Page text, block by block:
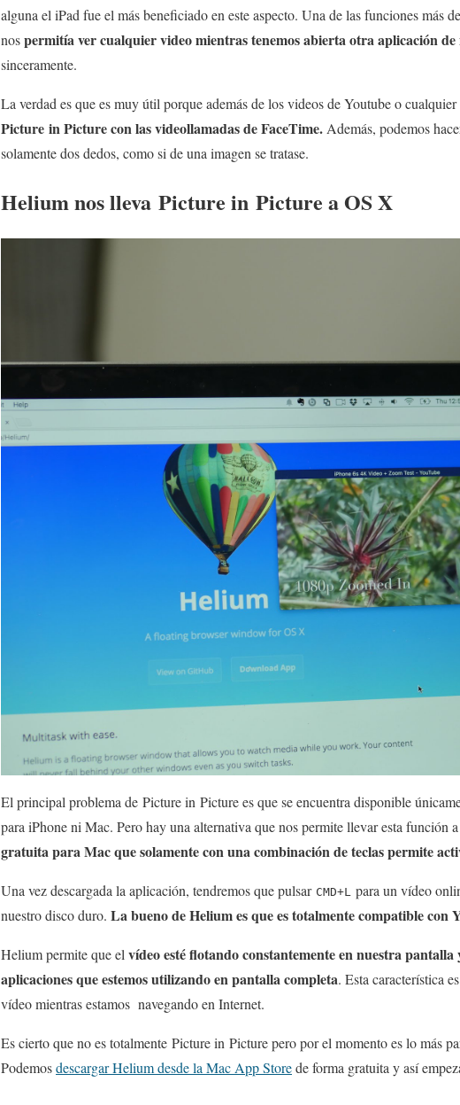
alguna el iPad fue el más beneficiado en este aspecto. Una de las funciones más
nospermitía ver cualquier video mientras tenemos abierta otra aplicación
sinceramente.
La verdad es que es muy útil porque además de los videos de Youtube o
Picture in Picture con las videollamadas de FaceTime. Además, podemos
solamente dos dedos, como si de una imagen se tratase.
Helium nos lleva Picture in Picture a OS X
El principal problema de Picture in Picture es que se encuentra disponible
para iPhone ni Mac. Pero hay una alternativa que nos permite llevar esta función
gratuita para Mac que solamente con una combinación de teclas permite
Una vez descargada la aplicación, tendremos que pulsar CMD+L para un vídeo
nuestro disco duro. La bueno de Helium es que es totalmente compatible con
Helium permite que el vídeo esté flotando constantemente en nuestra
aplicaciones que estemos utilizando en pantalla completa. Esta característica
vídeo mientras estamos navegando en Internet.
Es cierto que no es totalmente Picture in Picture pero por el momento es lo más
Podemosdescargar Helium desde la Mac App Storede forma gratuita y así